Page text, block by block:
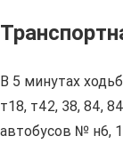
В 5 минутах
т18, т42, 38, 84,
автобусов № н6,